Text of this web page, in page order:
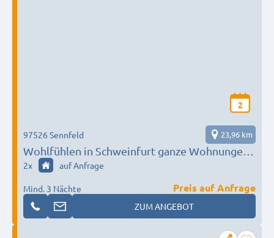
2
Wohlfühlen in Schweinfurt ganze Wohnungen
ab 21 € p.P.
97526 Sennfeld 23,96 km
2x auf Anfrage
Mind. 3 Nächte
Preis auf Anfrage
ZUM ANGEBOT